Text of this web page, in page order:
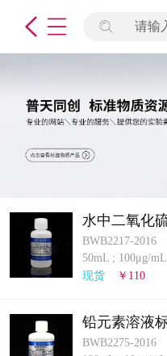
请输
水中二氧化
BWB2217-2016
50mL ; 100μg/mL
现货
￥110
铅元素溶液
BWB2275-2016
标准物质
产品专项
微生物检测/质控品
定制标物
定制仪器